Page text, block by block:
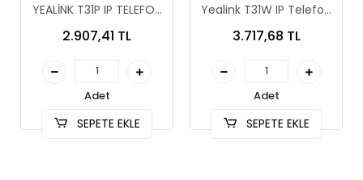
YEALİNK T31P IP TELEFON
2.907,41 TL
Adet
SEPETE EKLE
Yealink T31W IP Telefon
3.717,68 TL
Adet
SEPETE EKLE